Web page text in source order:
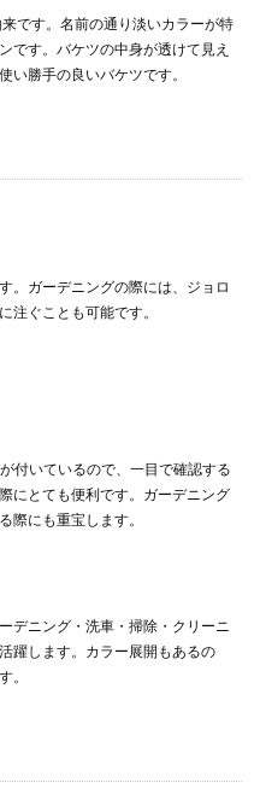
来です。名前の通り淡いカラーが特
です。バケツの中身が透けて見え
い勝手の良いバケツです。
。ガーデニングの際には、ジョロ
注ぐことも可能です。
付いているので、一目で確認する
にとても便利です。ガーデニング
際にも重宝します。
デニング・洗車・掃除・クリーニ
躍します。カラー展開もあるの
。